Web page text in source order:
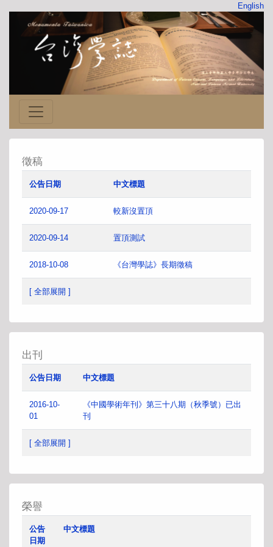
English
徵稿
公告日期 中文標題
2020-09-17 較新沒置頂
2020-09-14 置頂測試
2018-10-08 《台灣學誌》長期徵稿
[ 全部展開 ]
出刊
公告日期 中文標題
2016-10-
01
《中國學術年刊》第三十八期（秋季號）已出
刊
[ 全部展開 ]
榮譽
公告
日期
中文標題